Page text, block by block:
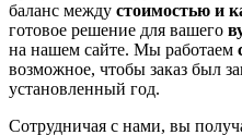
баланс между стоимостью и
готовое решение для вашего
на нашем сайте. Мы работаем
возможное, чтобы заказ был
установленный год.
Сотрудничая с нами, вы